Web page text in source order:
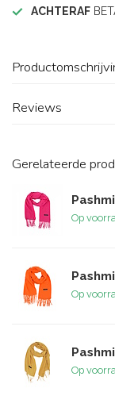
ACHTERAF
Reviews
Gerelateerde
Op
Op
Op